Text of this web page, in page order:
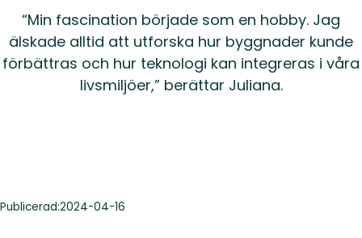
“Min fascination började som en hobby. Jag
älskade alltid att utforska hur byggnader kunde
förbättras och hur teknologi kan integreras i våra
livsmiljöer,” berättar Juliana.
Publicerad:2024-04-16